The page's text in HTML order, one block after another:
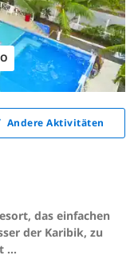
Andere Aktivitäten
das einfachen
der Karibik, zu
…